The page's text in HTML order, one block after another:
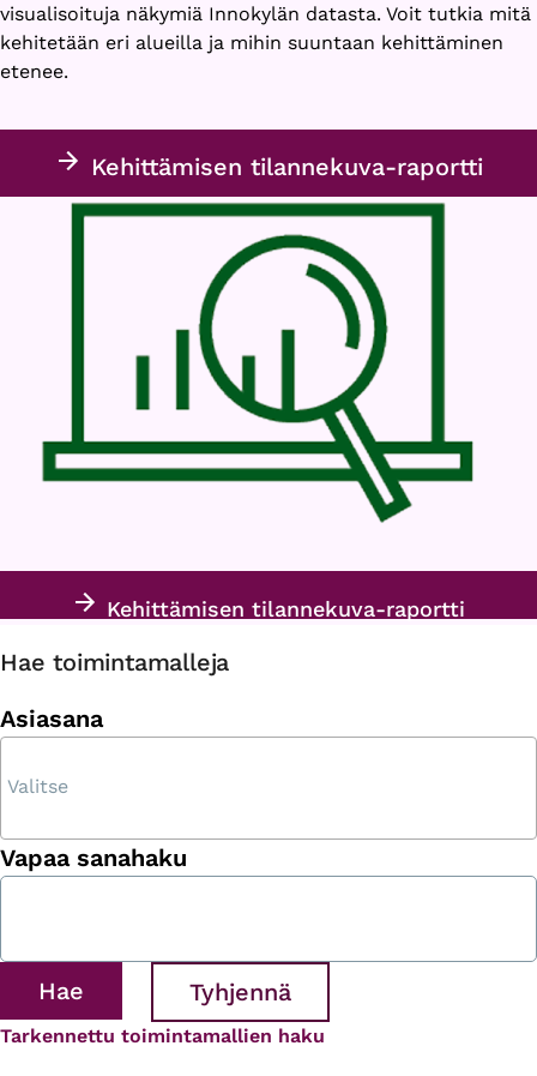
visualisoituja näkymiä Innokylän datasta. Voit tutkia mitä
kehitetään eri alueilla ja mihin suuntaan kehittäminen
etenee.
Kehittämisen tilannekuva-raportti
Kehittämisen tilannekuva-raportti
Hae toimintamalleja
Asiasana
Vapaa sanahaku
Tarkennettu toimintamallien haku